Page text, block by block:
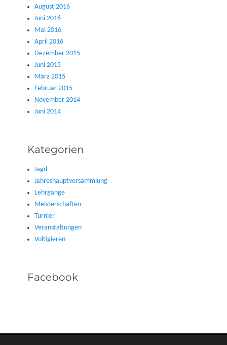
August 2016
Juni 2016
Mai 2016
April 2016
Dezember 2015
Juni 2015
März 2015
Februar 2015
November 2014
Juni 2014
Kategorien
Jagd
Jahreshauptversammlung
Lehrgänge
Meisterschaften
Turnier
Veranstaltungen
Voltigieren
Facebook